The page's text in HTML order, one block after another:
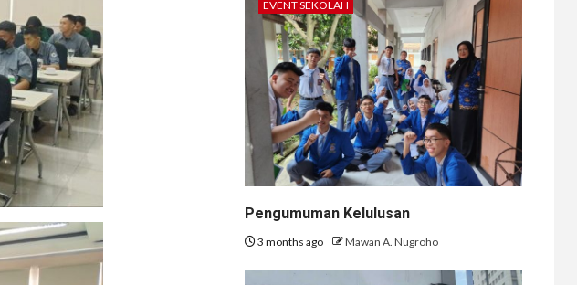
EVENT SEKOLAH
Pengumuman Kelulusan
3 months ago Mawan A. Nugroho